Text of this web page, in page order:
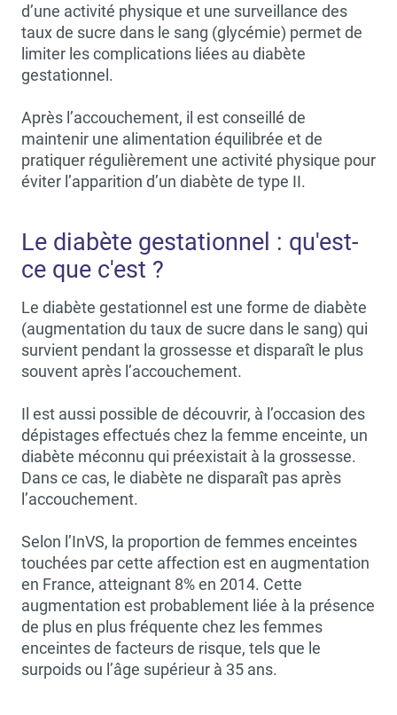
d’une activité physique et une surveillance des
taux de sucre dans le sang (glycémie) permet de
limiter les complications liées au diabète
gestationnel.
Après l’accouchement, il est conseillé de
maintenir une alimentation équilibrée et de
pratiquer régulièrement une activité physique pour
éviter l’apparition d’un diabète de type II.
Le diabète gestationnel : qu'est-
ce que c'est ?
Le diabète gestationnel est une forme de diabète
(augmentation du taux de sucre dans le sang) qui
survient pendant la grossesse et disparaît le plus
souvent après l’accouchement.
Il est aussi possible de découvrir, à l’occasion des
dépistages effectués chez la femme enceinte, un
diabète méconnu qui préexistait à la grossesse.
Dans ce cas, le diabète ne disparaît pas après
l’accouchement.
Selon l’InVS, la proportion de femmes enceintes
touchées par cette affection est en augmentation
en France, atteignant 8% en 2014. Cette
augmentation est probablement liée à la présence
de plus en plus fréquente chez les femmes
enceintes de facteurs de risque, tels que le
surpoids ou l’âge supérieur à 35 ans.